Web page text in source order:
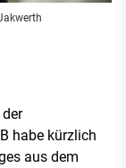
habe kürzlich
aus dem